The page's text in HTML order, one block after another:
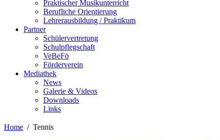
Praktischer Musikunterricht
Berufliche Orientierung
Lehrerausbildung / Praktikum
Partner
Schülervertretung
Schulpflegschaft
VeBeFö
Förderverein
Mediathek
News
Galerie & Videos
Downloads
Links
Home Tennis